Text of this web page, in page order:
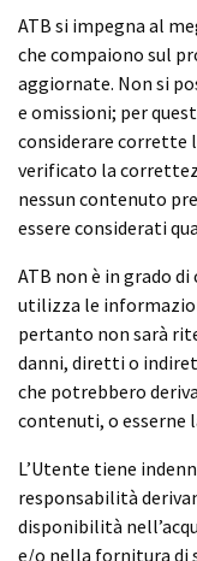
ATB si impegna al
che compaiono sul
aggiornate. Non si
e omissioni; per
considerare corrette
verificato la
nessun contenuto
essere considerati
ATB non è in grado
utilizza le
pertanto non sarà
danni, diretti o
che potrebbero
contenuti, o esserne
L’Utente tiene
responsabilità
disponibilità
e/o nella fornitura di